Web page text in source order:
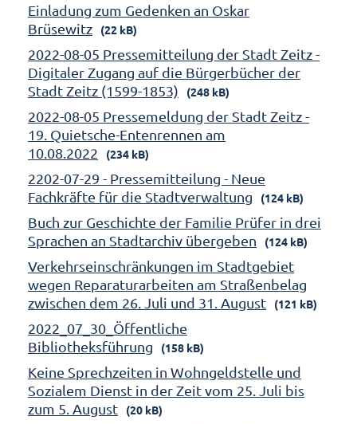
Einladung zum Gedenken an Oskar
Brüsewitz
(22 kB)
2022-08-05 Pressemitteilung der Stadt Zeitz -
Digitaler Zugang auf die Bürgerbücher der
Stadt Zeitz (1599-1853)
(248 kB)
2022-08-05 Pressemeldung der Stadt Zeitz -
19. Quietsche-Entenrennen am
10.08.2022
(234 kB)
2202-07-29 - Pressemitteilung - Neue
Fachkräfte für die Stadtverwaltung
(124 kB)
Buch zur Geschichte der Familie Prüfer in drei
Sprachen an Stadtarchiv übergeben
(124 kB)
Verkehrseinschränkungen im Stadtgebiet
wegen Reparaturarbeiten am Straßenbelag
zwischen dem 26. Juli und 31. August
(121 kB)
2022_07_30_Öffentliche
Bibliotheksführung
(158 kB)
Keine Sprechzeiten in Wohngeldstelle und
Sozialem Dienst in der Zeit vom 25. Juli bis
zum 5. August
(20 kB)